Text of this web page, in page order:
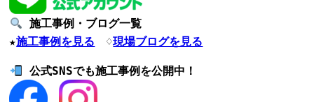
施工事例・ブログ一覧
★施工事例を見る ♢現場ブログを見る
公式SNSでも施工事例を公開中！